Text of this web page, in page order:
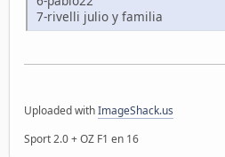
7-rivelli julio y familia
Uploaded withImageShack.us
Sport 2.0 + OZ F1 en 16